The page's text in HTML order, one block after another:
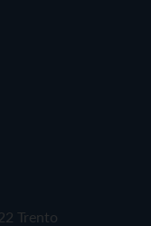
Trento